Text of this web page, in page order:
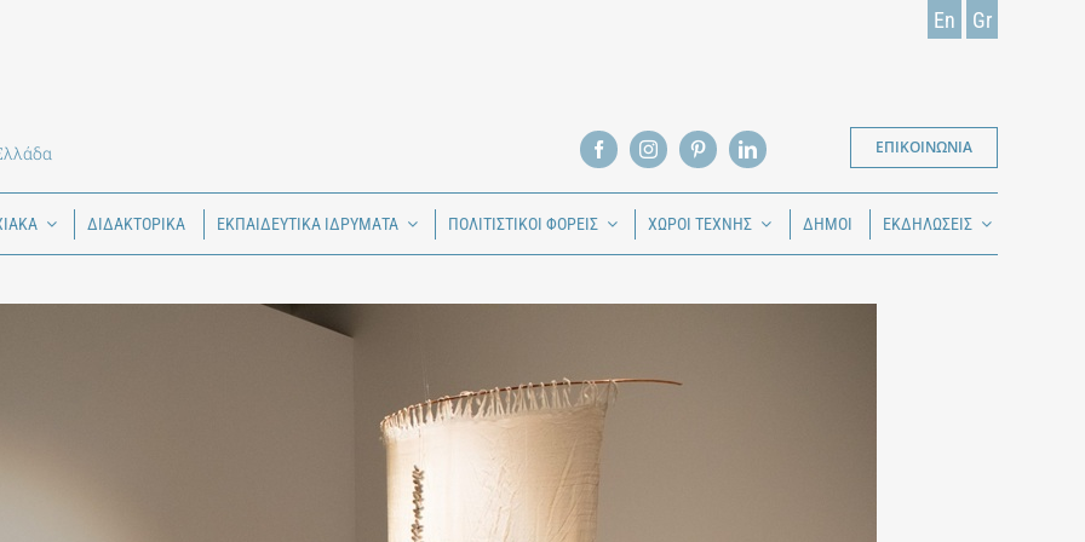
En Gr
ΕΠΙΚΟΙΝΩΝΙΑ
ΔΙΔΑΚΤΟΡΙΚΑ ΕΚΠΑΙΔΕΥΤΙΚΑ ΙΔΡΥΜΑΤΑ ΠΟΛΙΤΙΣΤΙΚΟΙ ΦΟΡΕΙΣ ΧΩΡΟΙ ΤΕΧΝΗΣ ΔΗΜΟΙ ΕΚΔΗΛΩΣΕΙΣ